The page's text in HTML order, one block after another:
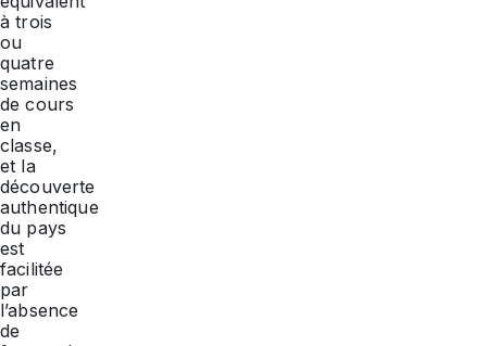
à trois
ou
quatre
semaines
de cours
en
classe,
et la
découverte
authentique
du pays
est
facilitée
par
l’absence
de